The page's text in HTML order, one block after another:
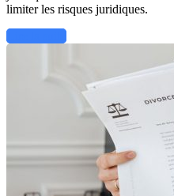
limiter les risques juridiques.